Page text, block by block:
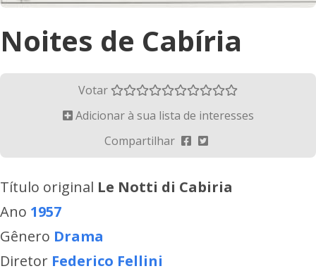
Noites de Cabíria
Votar
Adicionar à sua lista de interesses
Compartilhar
Título original Le Notti di Cabiria
Ano 1957
Gênero Drama
Diretor Federico Fellini